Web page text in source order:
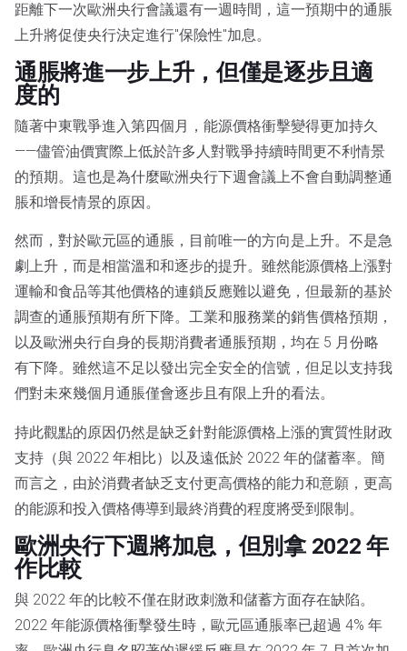
距離下一次歐洲央行會議還有一週時間，這一預期中的通脹
上升將促使央行決定進行"保險性"加息。
通脹將進一步上升，但僅是逐步且適
度的
隨著中東戰爭進入第四個月，能源價格衝擊變得更加持久
——儘管油價實際上低於許多人對戰爭持續時間更不利情景
的預期。這也是為什麼歐洲央行下週會議上不會自動調整通
脹和增長情景的原因。
然而，對於歐元區的通脹，目前唯一的方向是上升。不是急
劇上升，而是相當溫和和逐步的提升。雖然能源價格上漲對
運輸和食品等其他價格的連鎖反應難以避免，但最新的基於
調查的通脹預期有所下降。工業和服務業的銷售價格預期，
以及歐洲央行自身的長期消費者通脹預期，均在 5 月份略
有下降。雖然這不足以發出完全安全的信號，但足以支持我
們對未來幾個月通脹僅會逐步且有限上升的看法。
持此觀點的原因仍然是缺乏針對能源價格上漲的實質性財政
支持（與 2022 年相比）以及遠低於 2022 年的儲蓄率。簡
而言之，由於消費者缺乏支付更高價格的能力和意願，更高
的能源和投入價格傳導到最終消費的程度將受到限制。
歐洲央行下週將加息，但別拿 2022 年
作比較
與 2022 年的比較不僅在財政刺激和儲蓄方面存在缺陷。
2022 年能源價格衝擊發生時，歐元區通脹率已超過 4% 年